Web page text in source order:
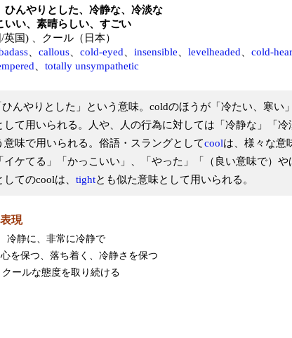
ひんやりとした、冷静な、冷淡な
いい、素晴らしい、すごい
/英国)
、クール（日本）
callous cold-eyed insensible levelheaded cold-
totally unsympathetic
んやりとした」という意味。coldのほうが「冷たい、寒い
して用いられる。人や、人の行為に対しては「冷静な」「冷
味で用いられる。俗語・スラングとしてcoolは、様々な意
イケてる」「かっこいい」、「やった」「（良い意味で）や
てのcoolは、 tightとも似た意味として用いられる。
現
冷静に、非常に冷静で
を保つ、落ち着く、冷静さを保つ
クールな態度を取り続ける